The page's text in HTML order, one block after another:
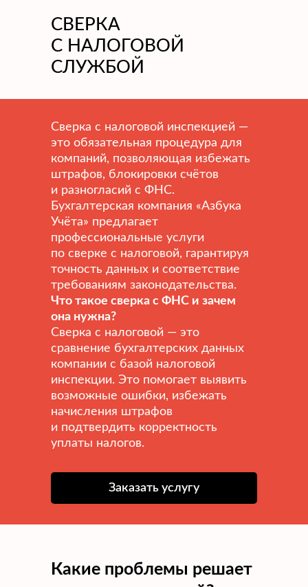
СВЕРКА
С НАЛОГОВОЙ
СЛУЖБОЙ
Сверка с налоговой инспекцией —
это обязательная процедура для
компаний, позволяющая избежать
штрафов, блокировки счётов
и разногласий с ФНС.
Бухгалтерская компания «Азбука
Учёта» предлагает
профессиональные услуги
по сверке с налоговой, гарантируя
точность данных и соответствие
требованиям законодательства.
Что такое сверка с ФНС и зачем
она нужна?
Сверка с налоговой — это
сравнение бухгалтерских данных
компании с базой налоговой
инспекции. Это помогает выявить
возможные ошибки, избежать
начисления штрафов
и подтвердить корректность
уплаты налогов.
Заказать услугу
Какие проблемы решает